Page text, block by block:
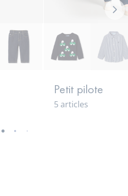
Petit pilote
5 articles
-